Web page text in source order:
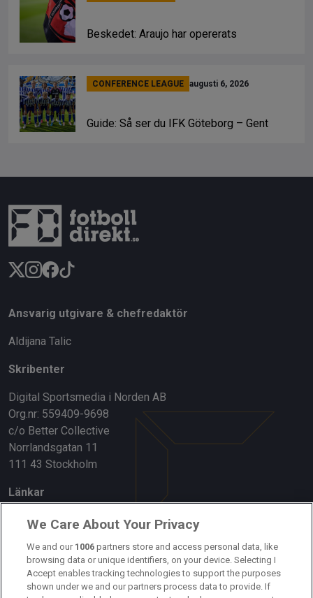
Beskedet: Araujo har opererats
CONFERENCE LEAGUE augusti 6, 2026
Guide: Så ser du IFK Göteborg – Gent
Ansvarig utgivare & chefredaktör
Aldijana Talic
Skribenter
Digital Sportsmedia i Norden AB
Org.nr: 559409-9698
c/o Better Collective
Norrlandsgatan 11
111 43 Stockholm
Länkar
Om oss
Kontakta oss
Kundtjänst
We Care About Your Privacy
We and our 1006 partners store and access personal data, like
browsing data or unique identifiers, on your device. Selecting I
Accept enables tracking technologies to support the purposes
shown under we and our partners process data to provide. If